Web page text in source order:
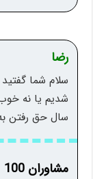
رضا
سلام شما
شدیم یا نه
سال حق رفتن
مشاوران 100